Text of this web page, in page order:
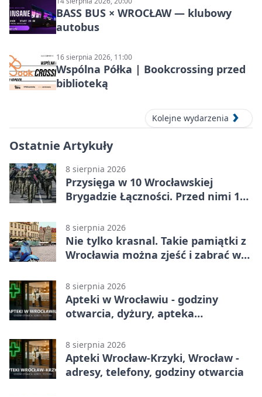
BASS BUS × WROCŁAW — klubowy
autobus
16 sierpnia 2026, 11:00
Wspólna Półka | Bookcrossing przed
biblioteką
Kolejne wydarzenia
Ostatnie Artykuły
8 sierpnia 2026
Przysięga w 10 Wrocławskiej
Brygadzie Łączności. Przed nimi 11
8 sierpnia 2026
Nie tylko krasnal. Takie pamiątki z
Wrocławia można zjeść i zabrać w
8 sierpnia 2026
Apteki w Wrocławiu - godziny
otwarcia, dyżury, apteka
8 sierpnia 2026
Apteki Wrocław-Krzyki, Wrocław -
adresy, telefony, godziny otwarcia